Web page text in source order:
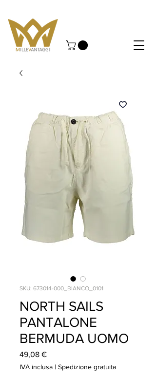
SKU: 673014-000_BIANCO_0101
NORTH SAILS
PANTALONE
BERMUDA UOMO
49,08 €Prezzo
IVA inclusa | Spedizione gratuita